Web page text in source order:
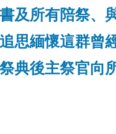
及所有陪祭、
思緬懷這群曾
典後主祭官向